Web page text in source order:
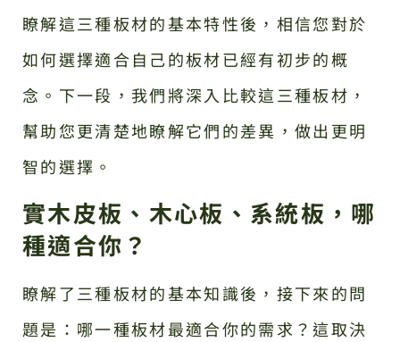
瞭解這三種板材的基本特性後，相信您對於
如何選擇適合自己的板材已經有初步的概
念。下一段，我們將深入比較這三種板材，
幫助您更清楚地瞭解它們的差異，做出更明
智的選擇。
實木皮板、木心板、系統板，哪
種適合你？
瞭解了三種板材的基本知識後，接下來的問
題是：哪一種板材最適合你的需求？這取決